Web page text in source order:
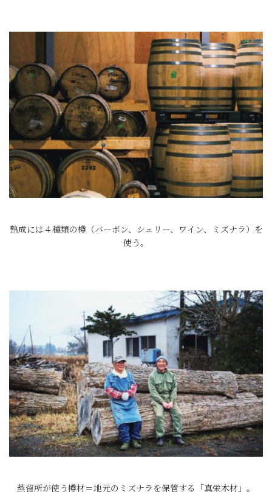
熟成には４種類の樽（バーボン、シェリー、ワイン、ミズナラ）を
使う。
蒸留所が使う樽材＝地元のミズナラを保管する「真栄木材」。